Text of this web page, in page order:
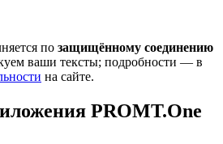
по защищённому соединению
ваши тексты; подробности — в
на сайте.
PROMT.One